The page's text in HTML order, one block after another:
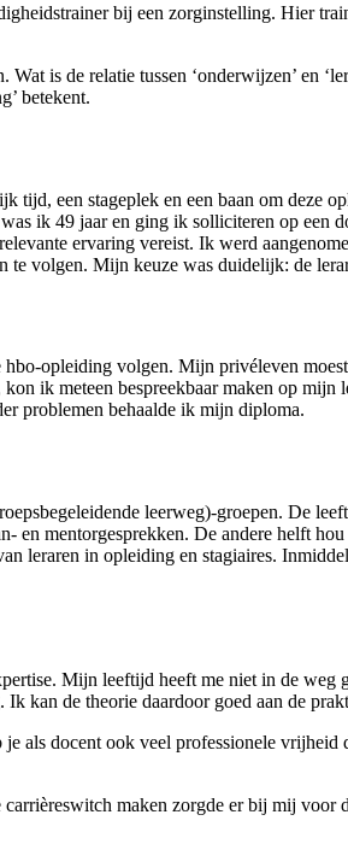
bij een zorginstelling. Hier
is de relatie tussen ‘onderwijzen’ en
betekent.
een stageplek en een baan om deze
ik 49 jaar en ging ik solliciteren op
ervaring vereist. Ik werd
volgen. Mijn keuze was duidelijk: de
opleiding volgen. Mijn privéleven
ik meteen bespreekbaar maken op
problemen behaalde ik mijn diploma.
leerweg)-groepen. De
en mentorgesprekken. De andere helft
leraren in opleiding en stagiaires.
Mijn leeftijd heeft me niet in de
kan de theorie daardoor goed aan de
als docent ook veel professionele
maken zorgde er bij mij